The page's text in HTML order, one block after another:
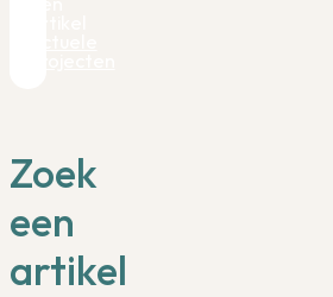
Zoek
een
artikel